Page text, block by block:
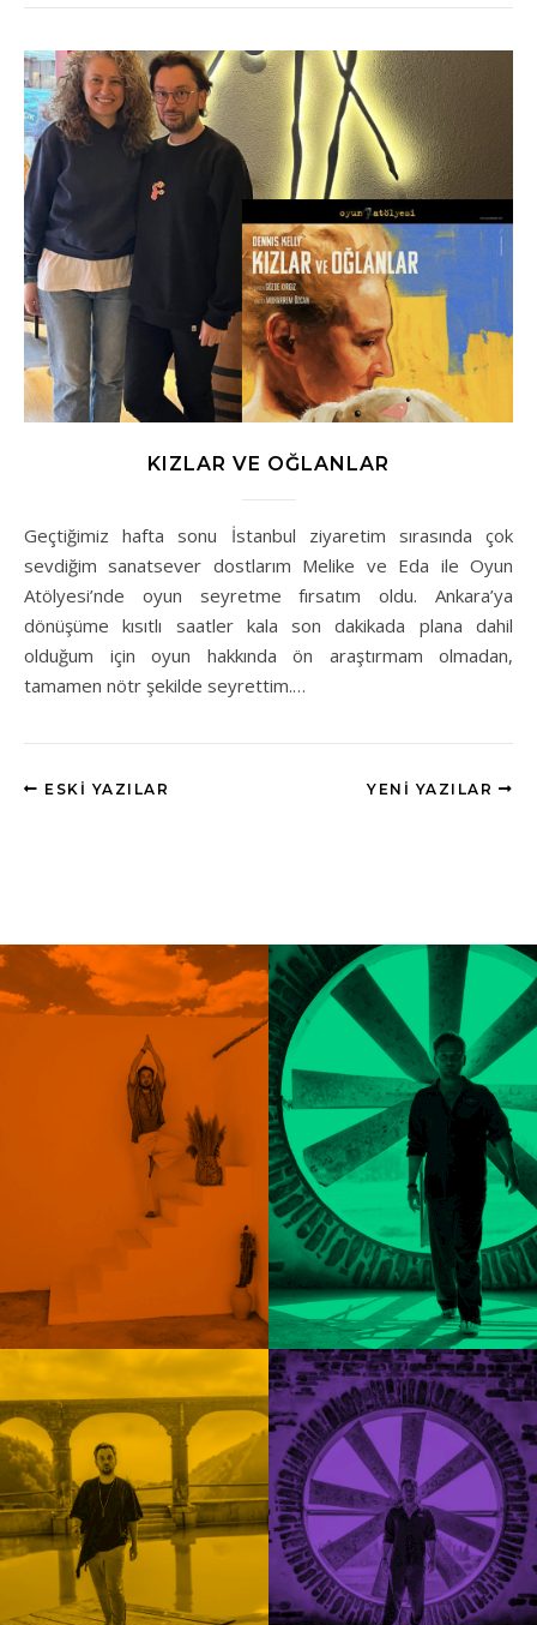
KIZLAR VE OĞLANLAR
Geçtiğimiz hafta sonu İstanbul ziyaretim sırasında çok
sevdiğim sanatsever dostlarım Melike ve Eda ile Oyun
Atölyesi’nde oyun seyretme fırsatım oldu. Ankara’ya
dönüşüme kısıtlı saatler kala son dakikada plana dahil
olduğum için oyun hakkında ön araştırmam olmadan,
tamamen nötr şekilde seyrettim.…
ESKI YAZILAR YENI YAZILAR